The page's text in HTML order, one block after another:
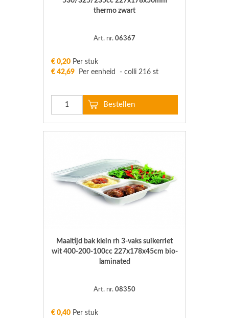
thermo zwart
Art. nr. 06367
€ 0,20 Per stuk
€ 42,69 Per eenheid - colli 216 st
Maaltijd bak klein rh 3-vaks suikerriet
wit 400-200-100cc 227x178x45cm bio-
laminated
Art. nr. 08350
€ 0,40 Per stuk